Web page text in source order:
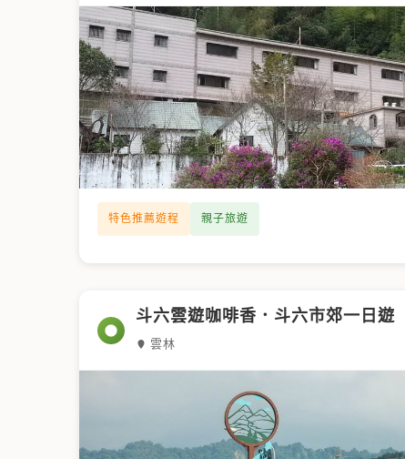
特色推薦遊程 親子旅遊
斗六雲遊咖啡香．斗六市郊一日遊
雲林